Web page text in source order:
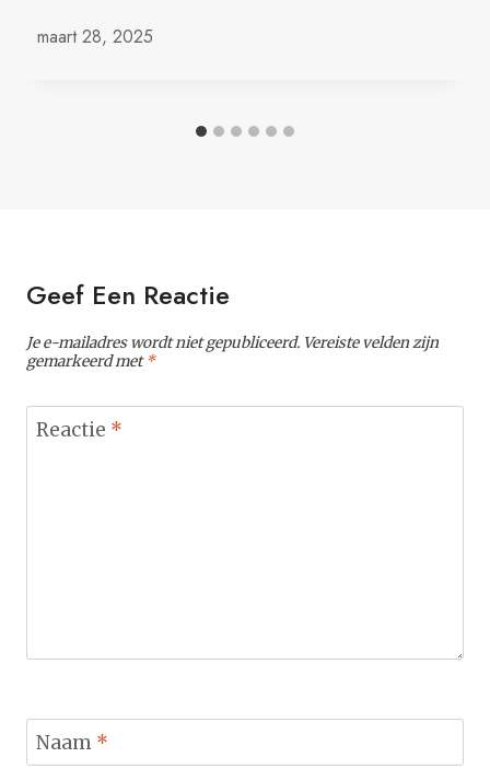
maart 28, 2025
Geef Een Reactie
Je e-mailadres wordt niet gepubliceerd. Vereiste velden zijn
gemarkeerd met*
Reactie *
Naam *